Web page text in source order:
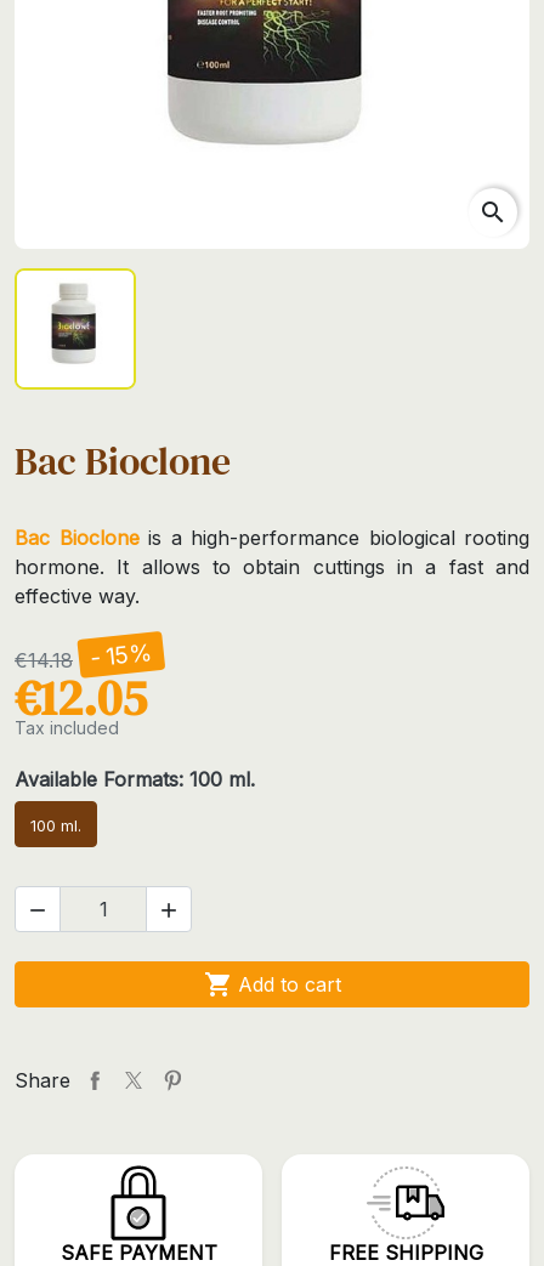
search
Bac Bioclone
Bac Biocloneis a high-performance biological rooting
hormone. It allows to obtain cuttings in a fast and
effective way.
€14.18 - 15%
€12.05
Tax included
Available Formats: 100 ml.
100 ml.
 
 Add to cart
Share
SAFE PAYMENT FREE SHIPPING